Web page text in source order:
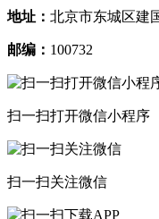
地址： 北京市东城区建
邮编： 100732
扫一扫打开微信小程序
扫一扫关注微信